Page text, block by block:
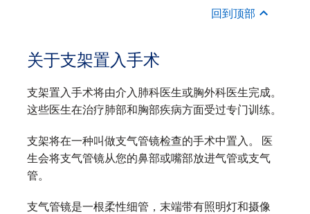
回到顶部
关于支架置入手术
支架置入手术将由介入肺科医生或胸外科医生完成。
这些医生在治疗肺部和胸部疾病方面受过专门训练。
支架将在一种叫做支气管镜检查的手术中置入。 医
生会将支气管镜从您的鼻部或嘴部放进气管或支气
管。
支气管镜是一根柔性细管，末端带有照明灯和摄像